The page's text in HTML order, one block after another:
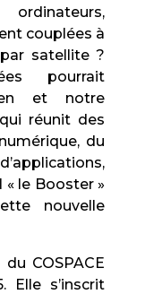
couplées à
satellite ?
pourrait
et notre
réunit des
du
« le Booster »
nouvelle
COSPACE
Elle s’inscrit